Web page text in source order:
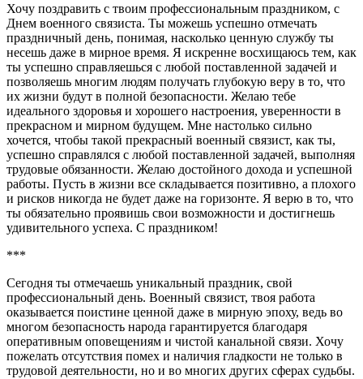
Хочу поздравить с твоим профессиональным праздником, с
Днем военного связиста. Ты можешь успешно отмечать
праздничный день, понимая, насколько ценную службу ты
несешь даже в мирное время. Я искренне восхищаюсь тем, как
ты успешно справляешься с любой поставленной задачей и
позволяешь многим людям получать глубокую веру в то, что
их жизни будут в полной безопасности. Желаю тебе
идеального здоровья и хорошего настроения, уверенности в
прекрасном и мирном будущем. Мне настолько сильно
хочется, чтобы такой прекрасный военный связист, как ты,
успешно справлялся с любой поставленной задачей, выполняя
трудовые обязанности. Желаю достойного дохода и успешной
работы. Пусть в жизни все складывается позитивно, а плохого
и рисков никогда не будет даже на горизонте. Я верю в то, что
ты обязательно проявишь свои возможности и достигнешь
удивительного успеха. С праздником!
***
Сегодня ты отмечаешь уникальный праздник, свой
профессиональный день. Военный связист, твоя работа
оказывается поистине ценной даже в мирную эпоху, ведь во
многом безопасность народа гарантируется благодаря
оперативным оповещениям и чистой канальной связи. Хочу
пожелать отсутствия помех и наличия гладкости не только в
трудовой деятельности, но и во многих других сферах судьбы.